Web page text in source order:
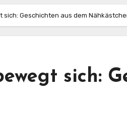
sich: Geschichten aus dem
sich: